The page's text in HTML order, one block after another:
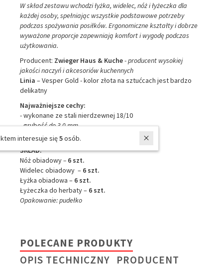
W skład zestawu wchodzi łyżka, widelec, nóż i łyżeczka dla
każdej osoby, spełniając wszystkie podstawowe potrzeby
podczas spożywania posiłków. Ergonomiczne kształty i dobrze
wyważone proporcje zapewniają komfort i wygodę podczas
użytkowania.
Producent: Zwieger Haus & Kuche-producent wysokiej
jakości naczyń i akcesoriów kuchennych
Linia – Vesper Gold - kolor złota na sztućcach jest bardzo
delikatny
Najważniejsze cechy:
- wykonane ze stali nierdzewnej 18/10
- grubośćdo 3,0mm
- nadaje się do mycia w zmywarkach
SKŁAD:
Nóż obiadowy– 6 szt.
Widelec obiadowy – 6 szt.
Łyżka obiadowa – 6 szt.
Łyżeczka do herbaty – 6 szt.
Opakowanie: pudełko
POLECANE PRODUKTY
OPIS TECHNICZNY PRODUCENT
W ostatnich 7 dniach produktem interesuje się5osób.